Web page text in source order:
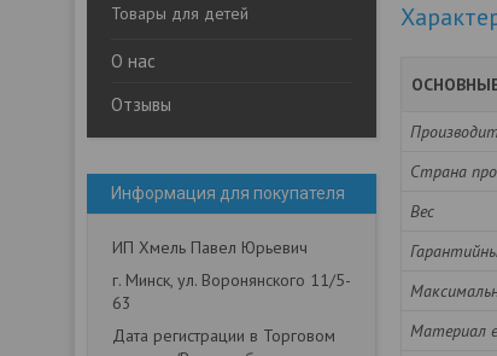
Товары для детей
О нас
Отзывы
Информация для покупателя
ИП Хмель Павел Юрьевич
г. Минск, ул. Воронянского 11/5-
63
Дата регистрации в Торговом
Страна
Вес
Материал